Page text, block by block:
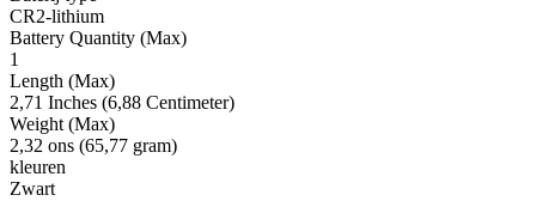
CR2-lithium
Battery Quantity (Max)
1
Length (Max)
2,71 Inches (6,88 Centimeter)
Weight (Max)
2,32 ons (65,77 gram)
kleuren
Zwart